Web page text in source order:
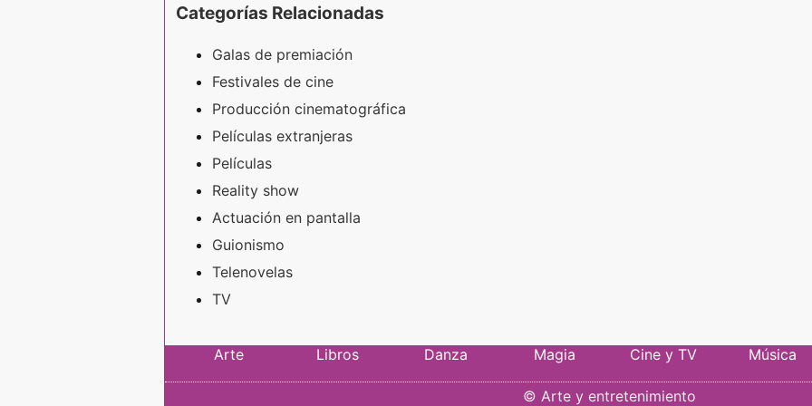
Categorías Relacionadas
Galas de premiación
Festivales de cine
Producción cinematográfica
Películas extranjeras
Películas
Reality show
Actuación en pantalla
Guionismo
Telenovelas
TV
Arte Libros Danza Magia Cine y TV Música
© Arte y entretenimiento